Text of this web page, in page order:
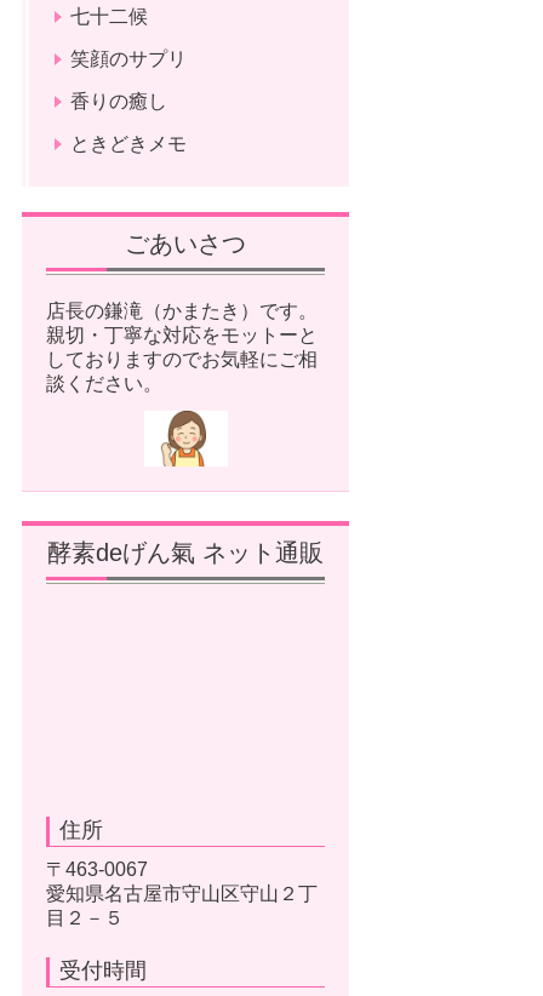
七十二候
笑顔のサプリ
香りの癒し
ときどきメモ
ごあいさつ
店長の鎌滝（かまたき）です。
親切・丁寧な対応をモットーと
しておりますのでお気軽にご相
談ください。
酵素deげん氣 ネット通販
住所
〒463-0067
愛知県名古屋市守山区守山２丁
目２－５
受付時間